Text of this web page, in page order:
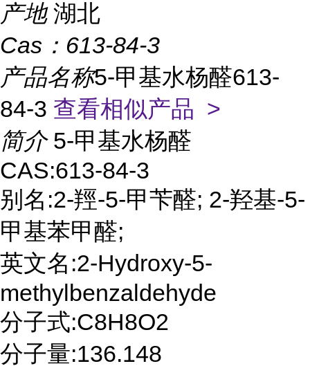
产地 湖北
Cas： 613-84-3
产品名称5-甲基水杨醛613-
84-3 查看相似产品 >
简介 5-甲基水杨醛
CAS:613-84-3
别名:2-羥-5-甲苄醛; 2-羟基-5-
甲基苯甲醛;
英文名:2-Hydroxy-5-
methylbenzaldehyde
分子式:C8H8O2
分子量:136.148